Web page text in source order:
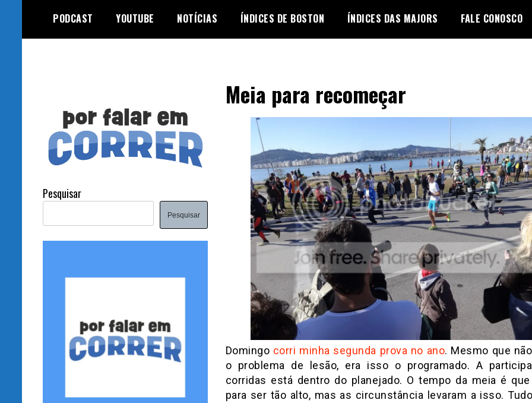
content
PODCAST YOUTUBE NOTÍCIAS ÍNDICES DE BOSTON ÍNDICES DAS MAJORS FALE CONOSCO
Meia para recomeçar
Domingo corri minha segunda prova no ano. Mesmo que
o problema de lesão, era isso o programado. A
corridas está dentro do planejado. O tempo da meia é que
para ser tão alto, mas as circunstância levaram a isso.
Pesquisar
Pesquisar